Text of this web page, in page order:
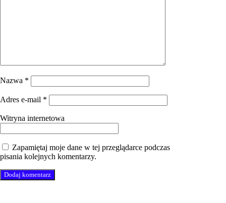
Nazwa *
Adres e-mail *
Witryna internetowa
Zapamiętaj moje dane w tej przeglądarce podczas
pisania kolejnych komentarzy.